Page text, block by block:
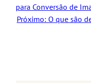
para Conversão de
Próximo: O que são